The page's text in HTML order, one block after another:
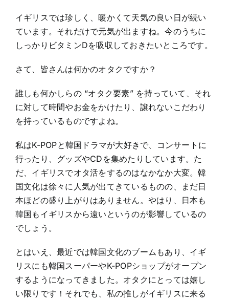
イギリスでは珍しく、暖かくて天気の良い日が続い
ています。それだけで元気が出ますね。今のうちに
しっかりビタミンDを吸収しておきたいところです。
さて、皆さんは何かのオタクですか？
誰しも何かしらの “オタク要素” を持っていて、それ
に対して時間やお金をかけたり、譲れないこだわり
を持っているものですよね。
私はK-POPと韓国ドラマが大好きで、コンサートに
行ったり、グッズやCDを集めたりしています。た
だ、イギリスでオタ活をするのはなかなか大変。韓
国文化は徐々に人気が出てきているものの、まだ日
本ほどの盛り上がりはありません。やはり、日本も
韓国もイギリスから遠いというのが影響しているの
でしょう。
とはいえ、最近では韓国文化のブームもあり、イギ
リスにも韓国スーパーやK-POPショップがオープン
するようになってきました。オタクにとっては嬉し
い限りです！それでも、私の推しがイギリスに来る